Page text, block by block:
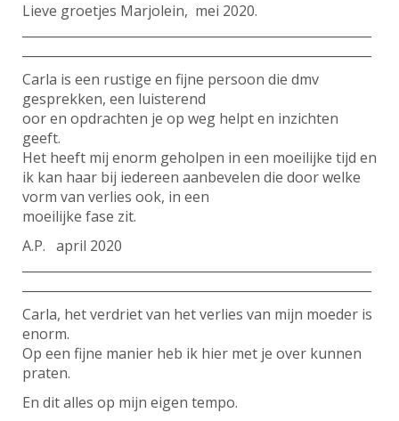
Lieve groetjes Marjolein, mei 2020.
Carla is een rustige en fijne persoon die dmv
gesprekken, een luisterend
oor en opdrachten je op weg helpt en inzichten
geeft.
Het heeft mij enorm geholpen in een moeilijke tijd en
ik kan haar bij iedereen aanbevelen die door welke
vorm van verlies ook, in een
moeilijke fase zit.
A.P. april 2020
Carla, het verdriet van het verlies van mijn moeder is
enorm.
Op een fijne manier heb ik hier met je over kunnen
praten.
En dit alles op mijn eigen tempo.